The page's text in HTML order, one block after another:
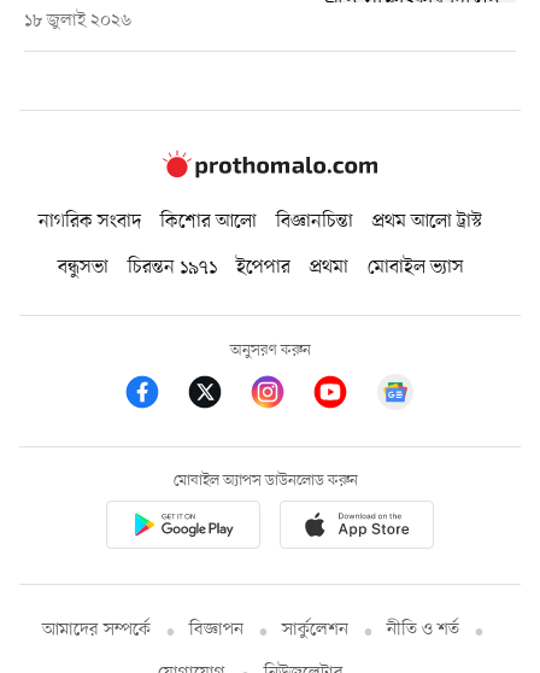
১৮ জুলাই ২০২৬
নাগরিক সংবাদ কিশোর আলো বিজ্ঞানচিন্তা
প্রথম আলো ট্রাস্ট
বন্ধুসভা
চিরন্তন ১৯৭১ ইপেপার প্রথমা মোবাইল ভ্যাস
অনুসরণ করুন
মোবাইল অ্যাপস ডাউনলোড করুন
আমাদের সম্পর্কে বিজ্ঞাপন সার্কুলেশন
নীতি ও শর্ত